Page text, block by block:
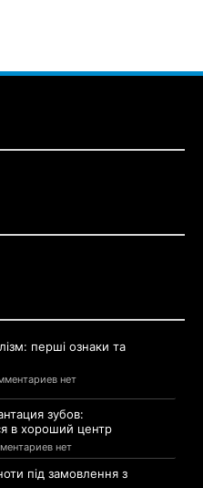
перші ознаки та
нет
зубов:
в хороший центр
нет
під замовлення з